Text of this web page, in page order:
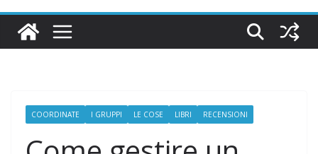
COORDINATE I GRUPPI LE COSE LIBRI RECENSIONI